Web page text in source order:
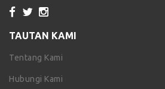
TAUTAN KAMI
Tentang Kami
Hubungi Kami